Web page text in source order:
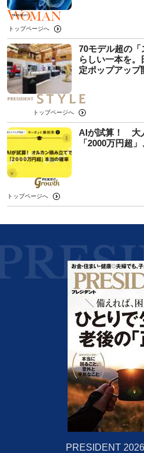
トップページへ
70モデル超の
らしい一本を。
定ポップアップ
トップページへ
AIが試算！ 大
「2000万円超
トップページへ
PRESIDENT